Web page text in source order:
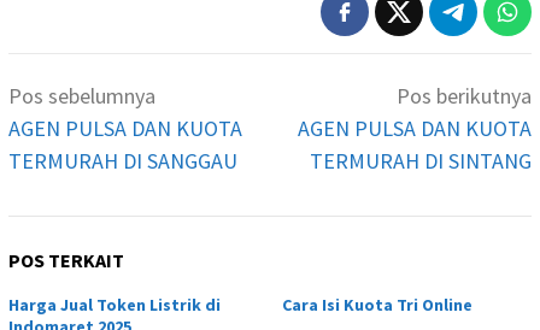
Navigasi
pos
Pos sebelumnya
AGEN PULSA DAN KUOTA
TERMURAH DI SANGGAU
Pos berikutnya
AGEN PULSA DAN KUOTA
TERMURAH DI SINTANG
POS TERKAIT
Harga Jual Token Listrik di
Cara Isi Kuota Tri Online